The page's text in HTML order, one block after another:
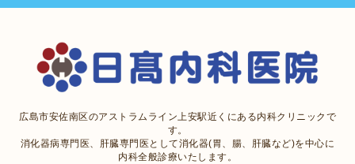
広島市安佐南区のアストラムライン上安駅近くにある内科クリニックで
す。
消化器病専門医、肝臓専門医として消化器(胃、腸、肝臓など)を中心に
内科全般診療いたします。